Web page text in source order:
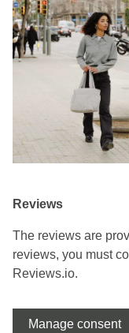
Reviews
The reviews are
reviews, you must
Reviews.io.
Manage consent